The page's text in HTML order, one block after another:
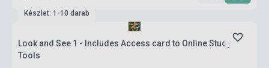
Készlet: 1-10 darab
Look and See 1 - Includes Access card to Online Study
Tools